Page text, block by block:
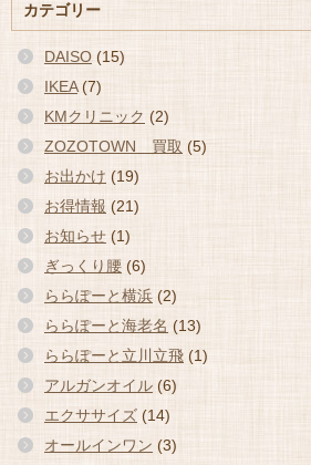
カテゴリー
DAISO (15)
IKEA(7)
KMクリニック (2)
ZOZOTOWN 買取 (5)
お出かけ (19)
お得情報 (21)
お知らせ (1)
ぎっくり腰 (6)
ららぽーと横浜 (2)
ららぽーと海老名 (13)
ららぽーと立川立飛 (1)
アルガンオイル (6)
エクササイズ (14)
オールインワン (3)